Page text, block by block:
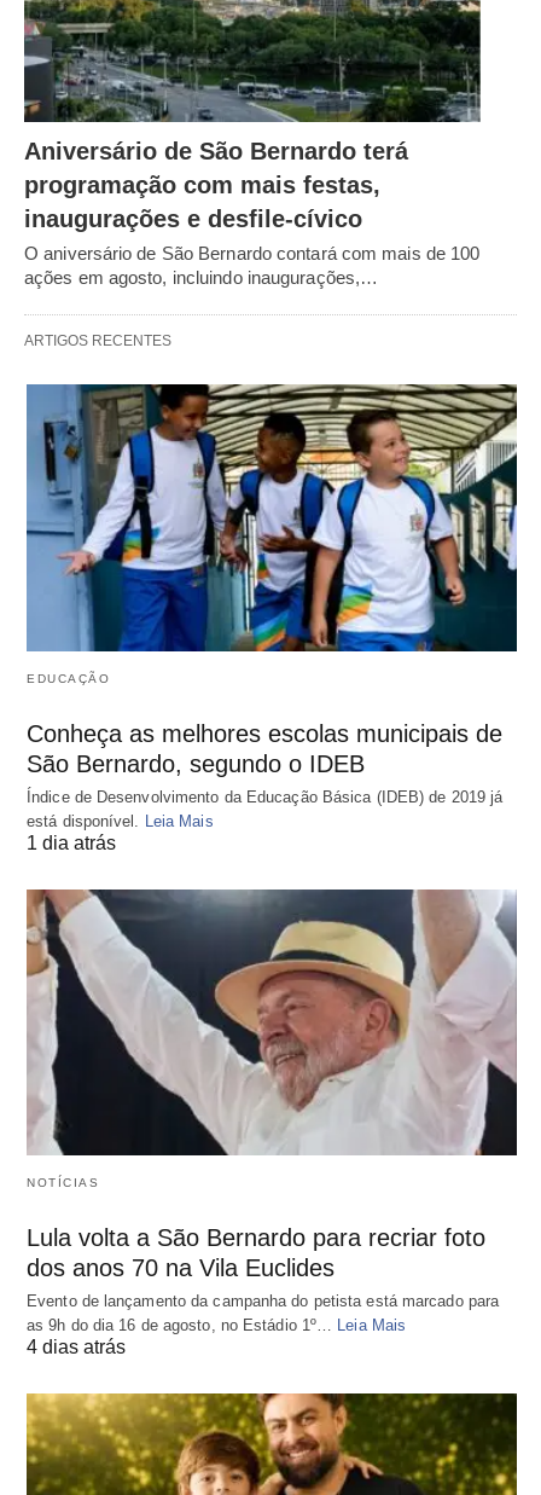
Aniversário de São Bernardo terá
programação com mais festas,
inaugurações e desfile-cívico
O aniversário de São Bernardo contará com mais de 100
ações em agosto, incluindo inaugurações,…
ARTIGOS RECENTES
EDUCAÇÃO
Conheça as melhores escolas municipais de
São Bernardo, segundo o IDEB
Índice de Desenvolvimento da Educação Básica (IDEB) de 2019 já
está disponível.
Leia Mais
1 dia atrás
NOTÍCIAS
Lula volta a São Bernardo para recriar foto
dos anos 70 na Vila Euclides
Evento de lançamento da campanha do petista está marcado para
as 9h do dia 16 de agosto, no Estádio 1º… Leia Mais
4 dias atrás